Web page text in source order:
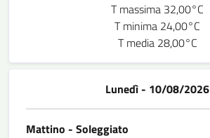
T massima 32,00°C
T minima 24,00°C
T media 28,00°C
Lunedì - 10/08/2026
Mattino - Soleggiato